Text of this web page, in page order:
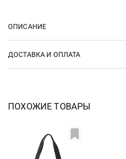
ОПИСАНИЕ
ДОСТАВКА И ОПЛАТА
ПОХОЖИЕ ТОВАРЫ